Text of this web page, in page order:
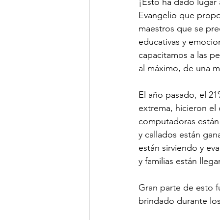
Evangelio que
maestros que se
educativas y
capacitamos a las
al máximo, de una
El año pasado, el
extrema, hicieron
computadoras
y callados están
están sirviendo y
y familias están
Gran parte de esto
brindado durante